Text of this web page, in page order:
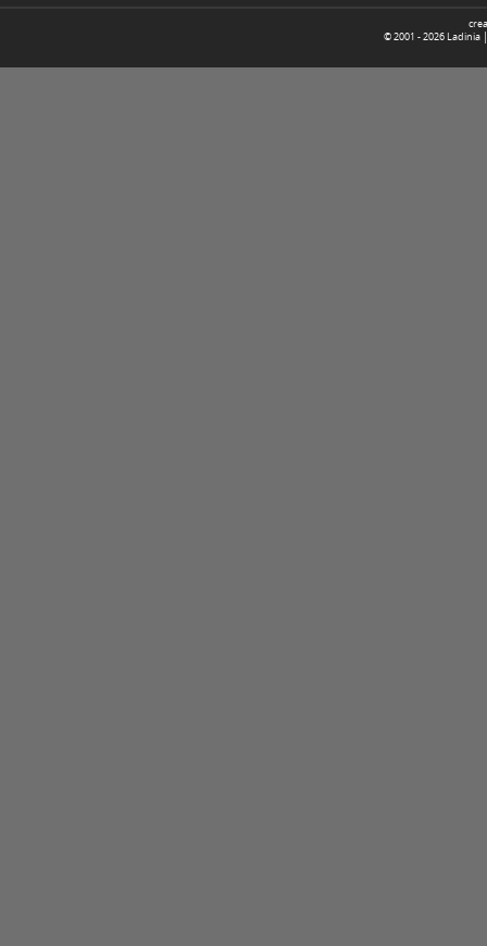
© 2001 -2026 Ladinia